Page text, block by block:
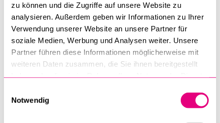
zu können und die Zugriffe auf unsere Website zu
analysieren. Außerdem geben wir Informationen zu Ihrer
Verwendung unserer Website an unsere Partner für
soziale Medien, Werbung und Analysen weiter. Unsere
Partner führen diese Informationen möglicherweise mit
weiteren Daten zusammen, die Sie ihnen bereitgestellt
Notwendig
Eine Teilnahme ist nach Anmeldung möglich.
Montag, 2. März 2026, 18.00 Uhr
God, Relativity and Free Will
(Prof. Jeff Koperski, Saginaw State Valley University,